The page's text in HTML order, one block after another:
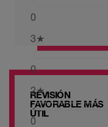
0
3★
0
2★
0
REVISIÓN
FAVORABLE MÁS
ÚTIL